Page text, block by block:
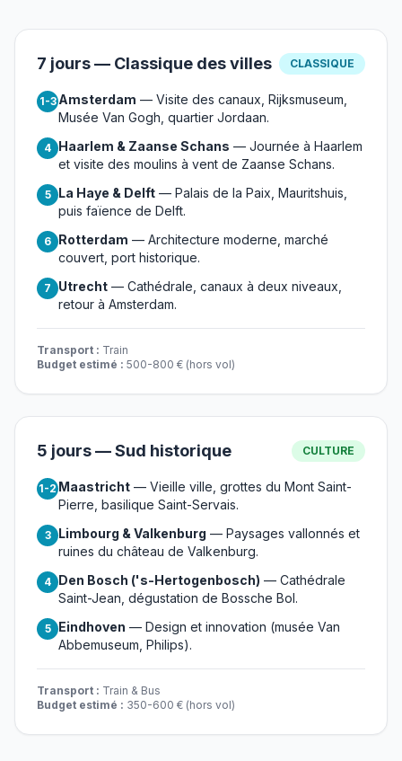
7 jours — Classique des villes CLASSIQUE
1-3 Amsterdam — Visite des canaux, Rijksmuseum,
Musée Van Gogh, quartier Jordaan.
4 Haarlem & Zaanse Schans — Journée à Haarlem
et visite des moulins à vent de Zaanse Schans.
5 La Haye & Delft — Palais de la Paix, Mauritshuis,
puis faïence de Delft.
6 Rotterdam — Architecture moderne, marché
couvert, port historique.
7 Utrecht — Cathédrale, canaux à deux niveaux,
retour à Amsterdam.
Transport : Train
Budget estimé : 500-800 € (hors vol)
5 jours — Sud historique CULTURE
1-2 Maastricht — Vieille ville, grottes du Mont Saint-
Pierre, basilique Saint-Servais.
3 Limbourg & Valkenburg — Paysages vallonnés et
ruines du château de Valkenburg.
4 Den Bosch ('s-Hertogenbosch) — Cathédrale
Saint-Jean, dégustation de Bossche Bol.
5 Eindhoven — Design et innovation (musée Van
Abbemuseum, Philips).
Transport : Train & Bus
Budget estimé : 350-600 € (hors vol)